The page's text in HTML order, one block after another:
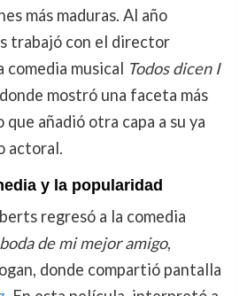
más maduras. Al año
trabajó con el director
comedia musical Todos dicen I
mostró una faceta más
que añadió otra capa a su ya
actoral.
y la popularidad
regresó a la comedia
de mi mejor amigo,
donde compartió pantalla